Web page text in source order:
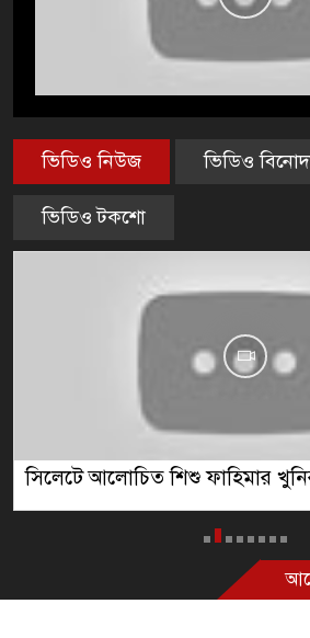
ভিডিও নিউজ ভিডিও
ভিডিও টকশো
সিলেটে আলোচিত শিশু ফাহিমার